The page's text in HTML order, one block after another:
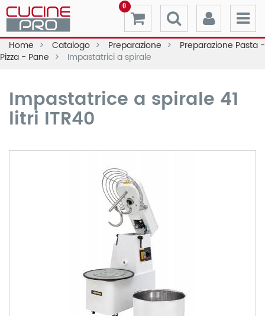
0
Home Catalogo Preparazione
Preparazione Pasta -
Pizza - Pane
Impastatrici a spirale
Impastatrice a spirale 41
litri ITR40